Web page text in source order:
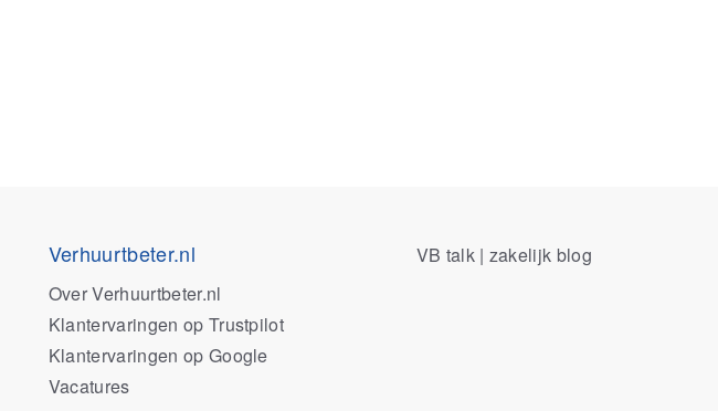
Verhuurtbeter.nl
Over Verhuurtbeter.nl
Klantervaringen op Trustpilot
Klantervaringen op Google
Vacatures
VB talk | zakelijk blog